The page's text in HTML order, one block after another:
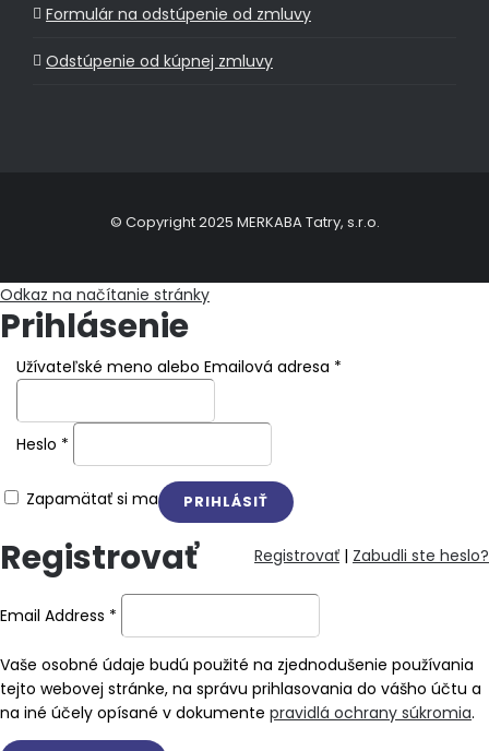
Formulár na odstúpenie od zmluvy
Odstúpenie od kúpnej zmluvy
© Copyright 2025 MERKABA Tatry, s.r.o.
Odkaz na načítanie stránky
Prihlásenie
Užívateľské meno alebo Emailová adresa *
Heslo *
Zapamätať si ma
Registrovať | Zabudli ste heslo?
Registrovať
Email Address *
Vaše osobné údaje budú použité na zjednodušenie používania
tejto webovej stránke, na správu prihlasovania do vášho účtu a
na iné účely opísané v dokumente pravidlá ochrany súkromia.